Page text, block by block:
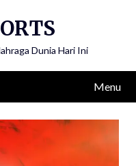
Dunia Hari Ini
Menu